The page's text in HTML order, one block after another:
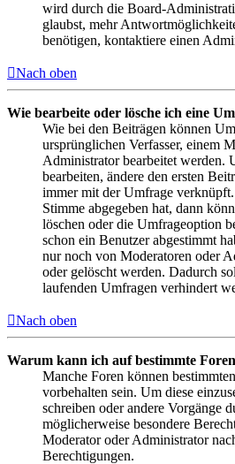
wird durch die Board-
glaubst, mehr
benötigen, kontaktiere einen
Nach oben
Wie bearbeite oder lösche ich eine
Wie bei den Beiträgen können
ursprünglichen Verfasser, einem
Administrator bearbeitet werden.
bearbeiten, ändere den ersten
immer mit der Umfrage
Stimme abgegeben hat, dann
löschen oder die Umfrageoption
schon ein Benutzer abgestimmt
nur noch von Moderatoren oder
oder gelöscht werden. Dadurch
laufenden Umfragen verhindert
Nach oben
Warum kann ich auf bestimmte
Manche Foren können
vorbehalten sein. Um diese
schreiben oder andere Vorgänge
möglicherweise besondere
Moderator oder Administrator
Berechtigungen.